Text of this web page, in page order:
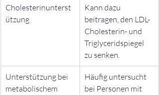
Cholesterinunterst
ützung
Kann dazu
beitragen, den LDL-
Cholesterin- und
Triglyceridspiegel
zu senken.
Unterstützung bei
metabolischem
Häufig untersucht
bei Personen mit